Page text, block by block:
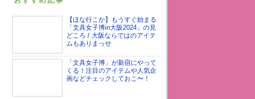
【ほな行こか】もうすぐ始まる
「文具女子博in大阪2024」の見
どころ / 大阪ならではのアイテ
ムもありまっせ
「文具女子博」が新宿にやって
くる！注目のアイテムや人気企
画などチェックしておこ〜！